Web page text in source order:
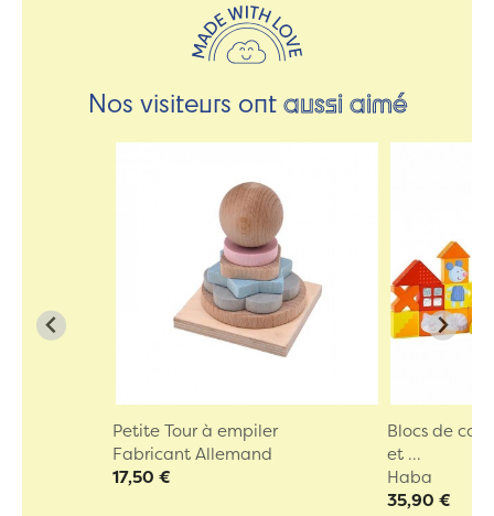
Nos visiteurs ontaussi aimé
Petite Tour à empiler
Fabricant Allemand
17,50 €
Blocs de
et ...
Haba
35,90 €